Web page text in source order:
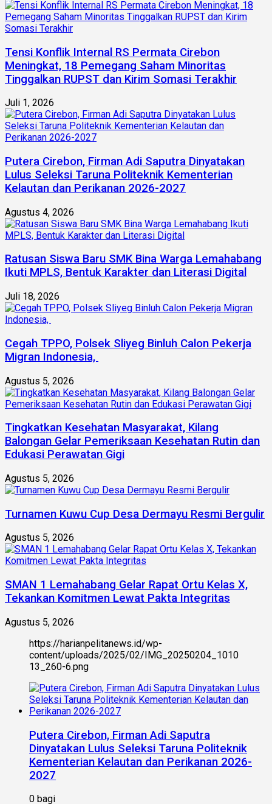
Tensi Konflik Internal RS Permata Cirebon
Meningkat, 18 Pemegang Saham Minoritas
Tinggalkan RUPST dan Kirim Somasi Terakhir
Juli 1, 2026
Putera Cirebon, Firman Adi Saputra Dinyatakan
Lulus Seleksi Taruna Politeknik Kementerian
Kelautan dan Perikanan 2026-2027
Agustus 4, 2026
Ratusan Siswa Baru SMK Bina Warga Lemahabang
Ikuti MPLS, Bentuk Karakter dan Literasi Digital
Juli 18, 2026
Cegah TPPO, Polsek Sliyeg Binluh Calon Pekerja
Migran Indonesia,
Agustus 5, 2026
Tingkatkan Kesehatan Masyarakat, Kilang
Balongan Gelar Pemeriksaan Kesehatan Rutin dan
Edukasi Perawatan Gigi
Agustus 5, 2026
Turnamen Kuwu Cup Desa Dermayu Resmi Bergulir
Agustus 5, 2026
SMAN 1 Lemahabang Gelar Rapat Ortu Kelas X,
Tekankan Komitmen Lewat Pakta Integritas
Agustus 5, 2026
https://harianpelitanews.id/wp-
content/uploads/2025/02/IMG_20250204_1010
13_260-6.png
Putera Cirebon, Firman Adi Saputra
Dinyatakan Lulus Seleksi Taruna Politeknik
Kementerian Kelautan dan Perikanan 2026-
2027
0 bagi